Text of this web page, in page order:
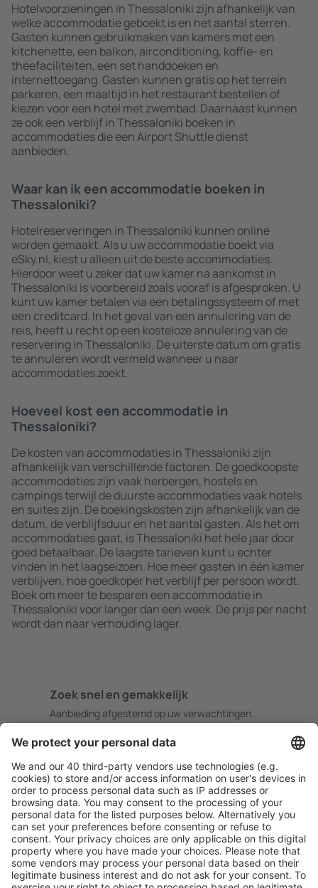
Hotelvoorzieningen in Thessaloniki zijn afhankelijk van
welke accommodatie geboekt is en het aantal sterren.
Gasten kunnen gebruikmaken van kamers met een
kitchenette, een balkon, airconditioning, koffie- en
theefaciliteiten, een set handdoeken en
internettoegang. Gasten kunnen gratis op het terrein
parkeren, een maaltijd in het restaurant bestellen of
kiezen voor een hotel met zwembad. Daarnaast kunnen
ze ook een verblijf in Thessaloniki boeken in
accommodaties die een Airport Shuttle dienst
aanbieden.
Waar kan ik een accommodatie boeken in
Thessaloniki?
Hotelreserveringen in Thessaloniki kunnen online
worden gemaakt. Als u uw accommodatie boekt via
eSky.nl, kiest u alleen uit de beste accommodaties.
Hierdoor weet u zeker dat uw kamer na aankomst in
Thessaloniki is voorbereid zoals vooraf is afgesproken. U
kunt uw kamer betalen via een betalingssysteem of met
een creditcard. In het geval van een annulering van de
reis, heeft u recht op een kosteloze annulering van de
reservering in Thessaloniki. De uiterste datum om gratis
te annuleren wordt vermeld wanneer u naar
accommodaties zoekt.
Hoeveel kost een accommodatie in
Thessaloniki?
De kosten van accommodaties in Thessaloniki zijn
afhankelijk van verschillende factoren. De goedkoopste
accommodaties zijn vaak herbergen, hostels en
campings terwijl de duurste accommodaties vaak hotels
en suites zijn. De boekingskosten zijn afhankelijk van de
datum, de verblijfsduur en het aantal gasten. Als het om
accommodaties gaat, is Thessaloniki het hele jaar door
goed betaalbaar. De laagste tarieven kunt u echter
vinden in het laagseizoen. Hoe meer gasten in één kamer
verblijven, hoe goedkoper het verblijf per persoon wordt.
Boek om meer te besparen een accommodatie in
Thessaloniki voor langer dan een week. De prijs per nacht
wordt dan naar verhouding lager.
Zoek snel en gemakkelijk
Aanbieding afgestemd op uw verwachtingen.
Zorgeloos boeken met gratiss annuleringsopties.
Bespaar meer
Reisaanbiedingen en speciale aanbiedingen voor
geregistreerde gebruikers.
Accommodaties die u bevallen